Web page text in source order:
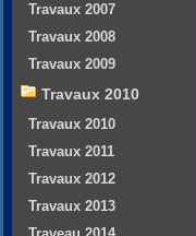
Travaux 2007
Travaux 2008
Travaux 2009
Travaux 2010
Travaux 2010
Travaux 2011
Travaux 2012
Travaux 2013